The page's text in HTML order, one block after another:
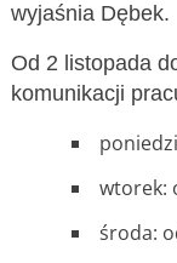
wyjaśnia Dębek.
Od 2 listopada
komunikacji
wtorek:
środa: